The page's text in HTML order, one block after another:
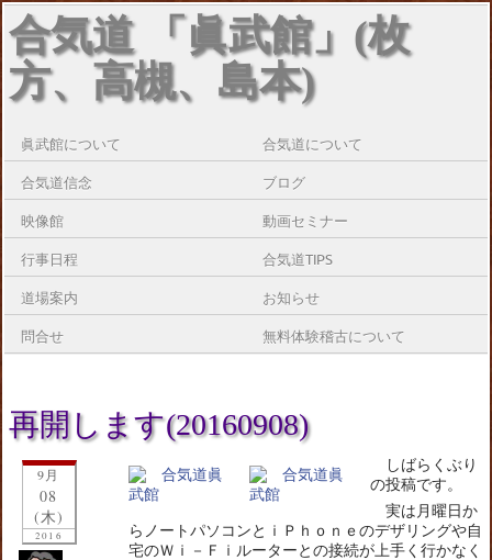
合気道 「眞武館」(枚
方、高槻、島本)
眞武館について 合気道について
合気道信念 ブログ
映像館 動画セミナー
行事日程 合気道TIPS
道場案内 お知らせ
問合せ 無料体験稽古について
再開します(20160908)
9月
08
(木)
2016
しばらくぶり
の投稿です。
実は月曜日か
らノートパソコンとｉＰｈｏｎｅのデザリングや自
宅のＷｉ－Ｆｉルーターとの接続が上手く行かなく